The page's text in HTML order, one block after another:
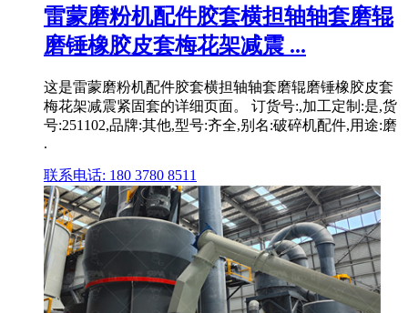
雷蒙磨粉机配件胶套横担轴轴套磨辊
磨锤橡胶皮套梅花架减震 ...
这是雷蒙磨粉机配件胶套横担轴轴套磨辊磨锤橡胶皮套
梅花架减震紧固套的详细页面。 订货号:,加工定制:是,货
号:251102,品牌:其他,型号:齐全,别名:破碎机配件,用途:磨
.
联系电话: 180 3780 8511